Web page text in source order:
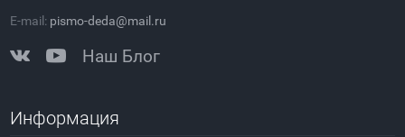
E-mail: pismo-deda@mail.ru
Наш Блог
Информация